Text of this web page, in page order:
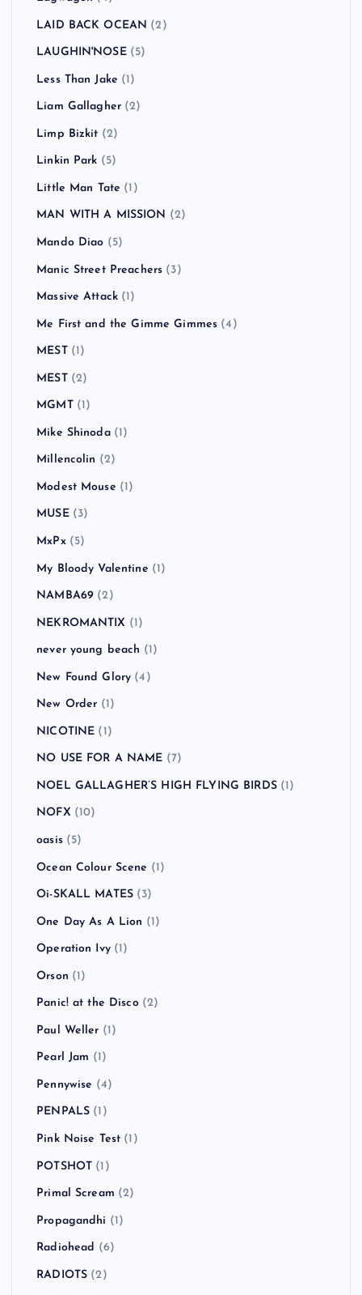
LAID BACK OCEAN (2)
LAUGHIN'NOSE(5)
Less Than Jake (1)
Liam Gallagher (2)
Limp Bizkit (2)
Linkin Park (5)
Little Man Tate (1)
MAN WITH A MISSION (2)
Mando Diao (5)
Manic Street Preachers (3)
Massive Attack (1)
Me First and the Gimme Gimmes (4)
MEST(1)
MEST(2)
MGMT(1)
Mike Shinoda(1)
Millencolin (2)
Modest Mouse (1)
MUSE(3)
MxPx(5)
My Bloody Valentine (1)
NAMBA69 (2)
NEKROMANTIX (1)
never young beach (1)
New Found Glory (4)
New Order (1)
NICOTINE (1)
NO USE FOR A NAME (7)
NOEL GALLAGHER’S HIGH FLYING BIRDS(1)
NOFX (10)
oasis(5)
Ocean Colour Scene (1)
Oi-SKALL MATES (3)
One Day As A Lion (1)
Operation Ivy(1)
Orson (1)
Panic! at the Disco(2)
Paul Weller (1)
Pearl Jam (1)
Pennywise (4)
PENPALS (1)
Pink Noise Test (1)
POTSHOT (1)
Primal Scream (2)
Propagandhi (1)
Radiohead (6)
RADIOTS (2)